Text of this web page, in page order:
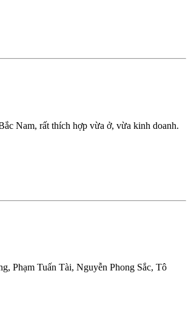
Nam, rất thích hợp vừa ở, vừa kinh doanh.
Phạm Tuấn Tài, Nguyễn Phong Sắc, Tô